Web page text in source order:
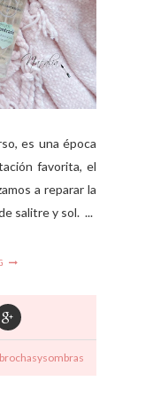
es una época
favorita, el
a reparar la
salitre y sol. ...